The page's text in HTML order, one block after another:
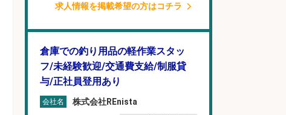
求人情報を掲載希望の方はコチラ
倉庫での釣り用品の軽作業スタッ
フ/未経験歓迎/交通費支給/制服貸
与/正社員登用あり
会社名 株式会社REnista